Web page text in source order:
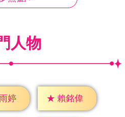
人物
婷 ★ 賴銘偉